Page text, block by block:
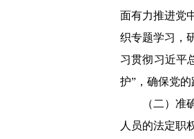
面有力推进党
织专题学习，
习贯彻习近平
护”，确保党
（二）
人员的法定职